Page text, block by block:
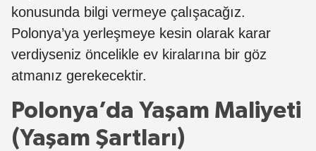
konusunda bilgi vermeye çalışacağız.
Polonya’ya yerleşmeye kesin olarak karar
verdiyseniz öncelikle ev kiralarına bir göz
atmanız gerekecektir.
Polonya’da Yaşam Maliyeti
(Yaşam Şartları)